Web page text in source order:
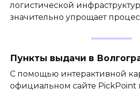
логистической
значительно упрощает
Пункты выдачи в
С помощью интерактивной
официальном сайте PickPoint